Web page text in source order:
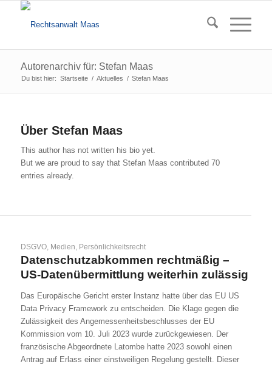
Autorenarchiv für: Stefan Maas
Du bist hier: Startseite / Aktuelles / Stefan Maas
Über Stefan Maas
This author has not written his bio yet.
But we are proud to say that Stefan Maas contributed 70
entries already.
DSGVO, Medien Persönlichkeitsrecht
Datenschutzabkommen rechtmäßig –
US-Datenübermittlung weiterhin zulässig
Das Europäische Gericht erster Instanz hatte über das EU US
Data Privacy Framework zu entscheiden. Die Klage gegen die
Zulässigkeit des Angemessenheitsbeschlusses der EU
Kommission vom 10. Juli 2023 wurde zurückgewiesen. Der
französische Abgeordnete Latombe hatte 2023 sowohl einen
Antrag auf Erlass einer einstweiligen Regelung gestellt. Dieser